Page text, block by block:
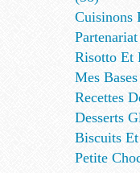
Cuisinons
Risotto Et
Mes
Recettes
Desserts
Biscuits
Petite